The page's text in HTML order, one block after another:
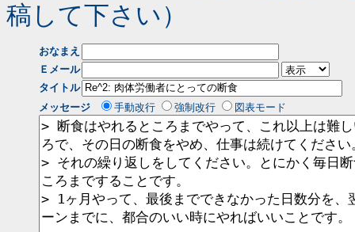
稿して下さい）
おなまえ
Ｅメール
タイトル
メッセージ
手動改行 強制改行 図表モード